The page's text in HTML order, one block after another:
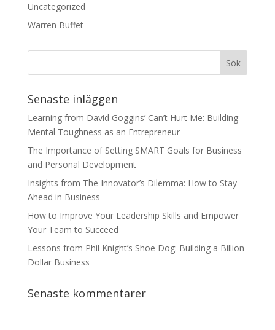
Uncategorized
Warren Buffet
Senaste inläggen
Learning from David Goggins’ Can’t Hurt Me: Building
Mental Toughness as an Entrepreneur
The Importance of Setting SMART Goals for Business
and Personal Development
Insights from The Innovator’s Dilemma: How to Stay
Ahead in Business
How to Improve Your Leadership Skills and Empower
Your Team to Succeed
Lessons from Phil Knight’s Shoe Dog: Building a Billion-
Dollar Business
Senaste kommentarer